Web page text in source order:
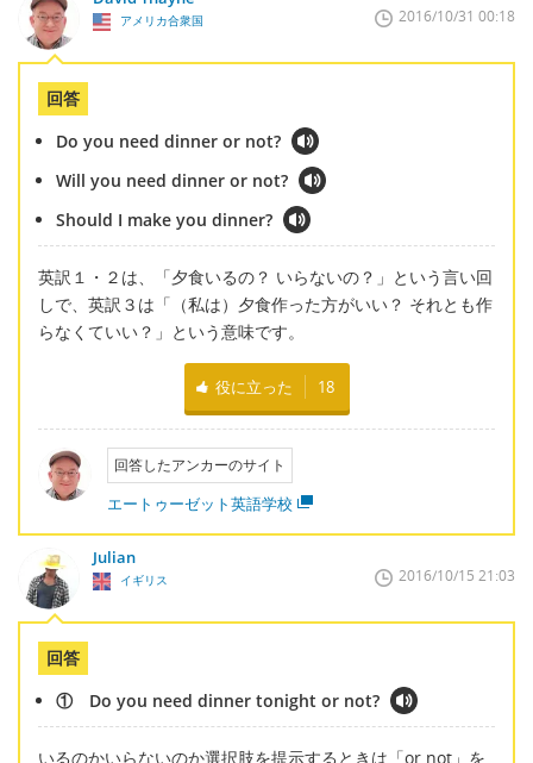
アメリカ合衆国 2016/10/31 00:18
回答
Do you need dinner or not?
Will you need dinner or not?
Should I make you dinner?
英訳１・２は、「夕食いるの？ いらないの？」という言い回
しで、英訳３は「（私は）夕食作った方がいい？ それとも作
らなくていい？」という意味です。
役に立った 18
回答したアンカーのサイト
エートゥーゼット英語学校
Julian
イギリス 2016/10/15 21:03
回答
① Do you need dinner tonight or not?
いるのかいらないのか選択肢を提示するときは「or not」を